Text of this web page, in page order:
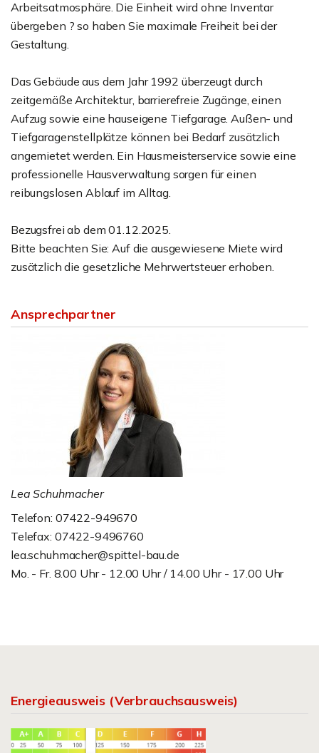
Arbeitsatmosphäre. Die Einheit wird ohne Inventar
übergeben ? so haben Sie maximale Freiheit bei der
Gestaltung.
Das Gebäude aus dem Jahr 1992 überzeugt durch
zeitgemäße Architektur, barrierefreie Zugänge, einen
Aufzug sowie eine hauseigene Tiefgarage. Außen- und
Tiefgaragenstellplätze können bei Bedarf zusätzlich
angemietet werden. Ein Hausmeisterservice sowie eine
professionelle Hausverwaltung sorgen für einen
reibungslosen Ablauf im Alltag.
Bezugsfrei ab dem 01.12.2025.
Bitte beachten Sie: Auf die ausgewiesene Miete wird
zusätzlich die gesetzliche Mehrwertsteuer erhoben.
Ansprechpartner
Lea Schuhmacher
Telefon: 07422-949670
Telefax: 07422-9496760
lea.schuhmacher@spittel-bau.de
Mo. - Fr. 8.00 Uhr - 12.00 Uhr / 14.00 Uhr - 17.00 Uhr
Energieausweis (Verbrauchsausweis)